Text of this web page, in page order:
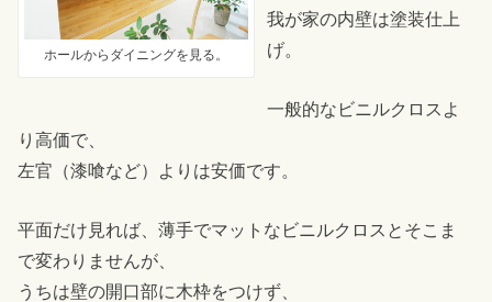
ホールからダイニングを見る。
我が家の内壁は塗装仕上
げ。
一般的なビニルクロスよ
り高価で、
左官（漆喰など）よりは安価です。
平面だけ見れば、薄手でマットなビニルクロスとそこま
で変わりませんが、
うちは壁の開口部に木枠をつけず、